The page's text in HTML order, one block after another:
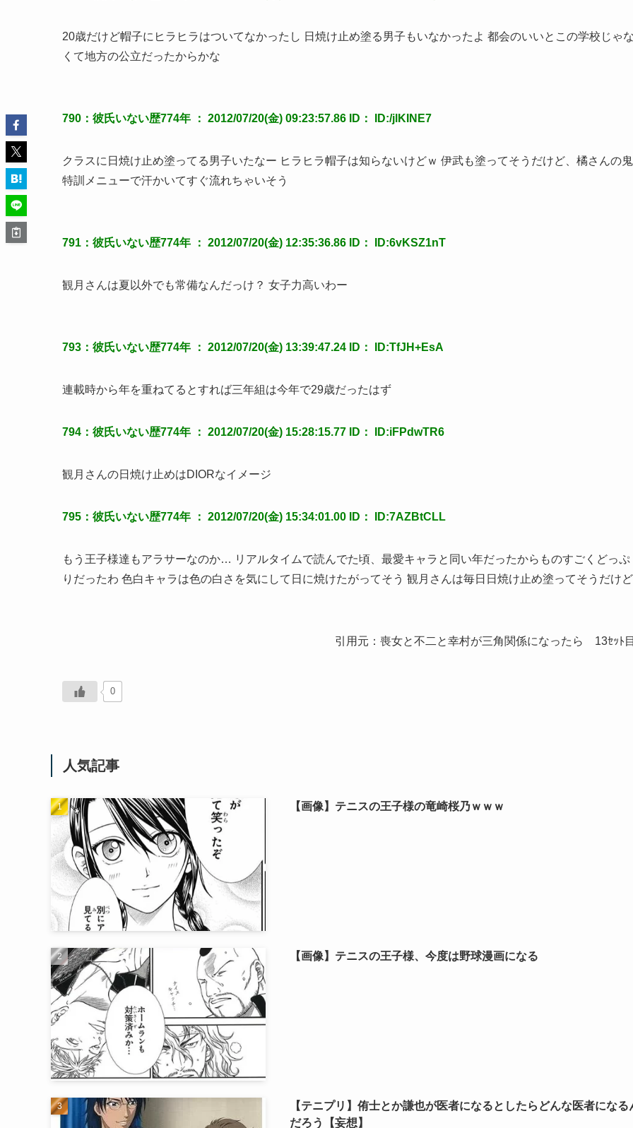
20歳だけど帽子にヒラヒラはついてなかったし 日焼け止め塗る男子もいなかったよ 都会のいいとこの学校じゃ
くて地方の公立だったからかな
790：彼氏いない歴774年 ： 2012/07/20(金) 09:23:57.86 ID： ID:/jlKINE7
クラスに日焼け止め塗ってる男子いたなー ヒラヒラ帽子は知らないけどｗ 伊武も塗ってそうだけど、橘さんの鬼
特訓メニューで汗かいてすぐ流れちゃいそう
791：彼氏いない歴774年 ： 2012/07/20(金) 12:35:36.86 ID： ID:6vKSZ1nT
観月さんは夏以外でも常備なんだっけ？ 女子力高いわー
793：彼氏いない歴774年 ： 2012/07/20(金) 13:39:47.24 ID： ID:TfJH+EsA
連載時から年を重ねてるとすれば三年組は今年で29歳だったはず
794：彼氏いない歴774年 ： 2012/07/20(金) 15:28:15.77 ID： ID:iFPdwTR6
観月さんの日焼け止めはDIORなイメージ
795：彼氏いない歴774年 ： 2012/07/20(金) 15:34:01.00 ID： ID:7AZBtCLL
もう王子様達もアラサーなのか… リアルタイムで読んでた頃、最愛キャラと同い年だったからものすごくどっぷ
りだったわ 色白キャラは色の白さを気にして日に焼けたがってそう 観月さんは毎日日焼け止め塗ってそうだけど
引用元：喪女と不二と幸村が三角関係になったら 13ｾｯﾄ
0
人気記事
【画像】テニスの王子様の竜崎桜乃ｗｗｗ
【画像】テニスの王子様、今度は野球漫画になる
【テニプリ】侑士とか謙也が医者になるとしたらどんな医者になる
だろう【妄想】